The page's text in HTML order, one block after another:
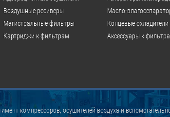
Воздушные ресиверы
Магистральные фильтры
Картриджи к фильтрам
Масло-
Концевые охладители
Аксессуары к
компрессоров, осушителей воздуха и